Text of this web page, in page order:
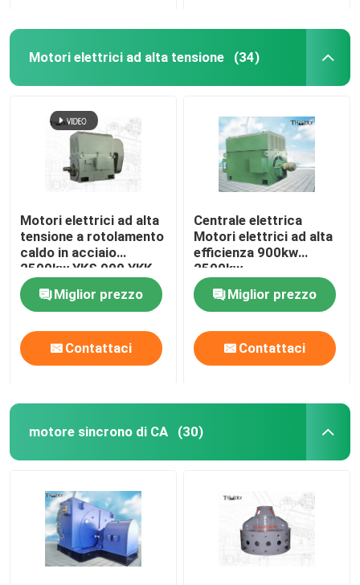
Motori elettrici ad alta tensione (34)
Motori elettrici ad alta
tensione a rotolamento
caldo in acciaio
2500kw YKS 900 YKK
900
Miglior prezzo
Contattaci
Centrale elettrica
Motori elettrici ad alta
efficienza 900kw
2500kw
Miglior prezzo
Contattaci
motore sincrono di CA (30)